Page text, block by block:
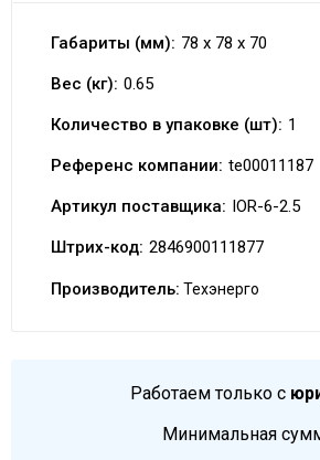
Габариты (мм): 78 x 78 x 70
Вес (кг): 0.65
Количество в упаковке (шт): 1
Референс компании: te00011187
Артикул поставщика: IOR-6-2.5
Штрих-код: 2846900111877
Производитель: Техэнерго
Работаем только с
Минимальная